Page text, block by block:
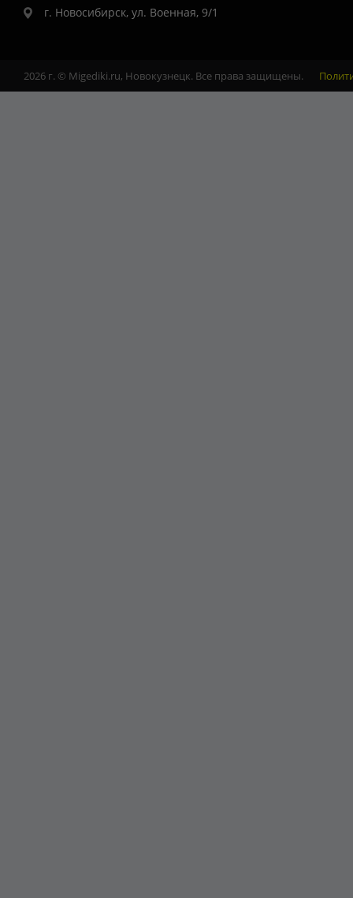
г. Новосибирск, ул. Военная, 9/1
2026 г. © Migediki.ru, Новокузнецк. Все права защищены.